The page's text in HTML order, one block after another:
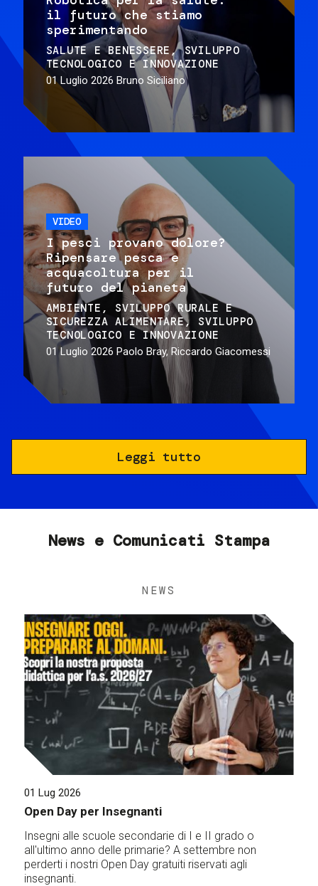
il futuro che stiamo
sperimentando
SALUTE E BENESSERE
SVILUPPO
TECNOLOGICO E INNOVAZIONE
01 Luglio 2026 Bruno Siciliano
VIDEO
I pesci provano dolore?
Ripensare pesca e
acquacoltura per il
futuro del pianeta
AMBIENTE
SVILUPPO RURALE E
SICUREZZA ALIMENTARE
SVILUPPO
TECNOLOGICO E INNOVAZIONE
01 Luglio 2026 Paolo Bray, Riccardo Giacomessi
Leggi tutto
News e Comunicati Stampa
NEWS
01 Lug 2026
Open Day per Insegnanti
Insegni alle scuole secondarie di I e II grado o
all'ultimo anno delle primarie? A settembre non
perderti i nostri Open Day gratuiti riservati agli
insegnanti.